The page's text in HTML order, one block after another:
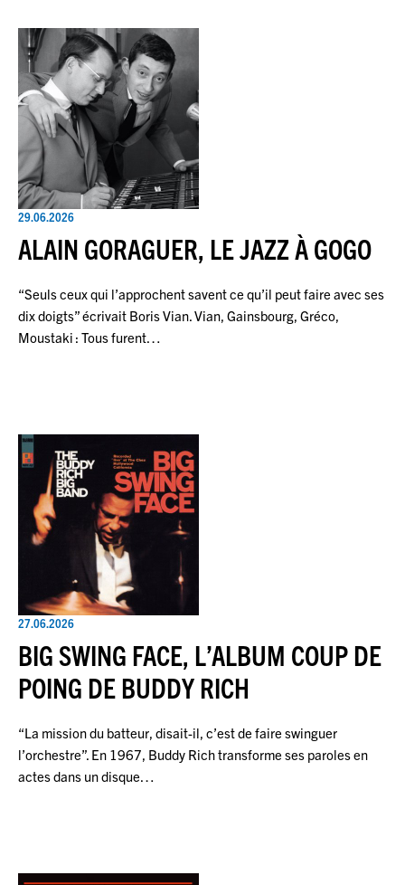
29.06.2026
ALAIN GORAGUER, LE JAZZ À GOGO
“Seuls ceux qui l’approchent savent ce qu’il peut faire avec ses
dix doigts” écrivait Boris Vian. Vian, Gainsbourg, Gréco,
Moustaki : Tous furent…
27.06.2026
BIG SWING FACE, L’ALBUM COUP DE
POING DE BUDDY RICH
“La mission du batteur, disait-il, c’est de faire swinguer
l’orchestre”. En 1967, Buddy Rich transforme ses paroles en
actes dans un disque…